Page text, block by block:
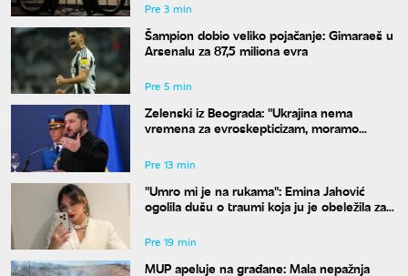
Pre 3 min
Šampion dobio veliko pojačanje: Gimaraeš u
Arsenalu za 87,5 miliona evra
Pre 5 min
Zelenski iz Beograda: "Ukrajina nema
vremena za evroskepticizam, moramo
Pre 13 min
"Umro mi je na rukama": Emina Jahović
ogolila dušu o traumi koja ju je obeležila za
Pre 19 min
MUP apeluje na građane: Mala nepažnja